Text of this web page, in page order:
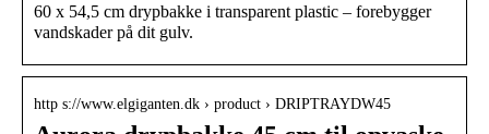
60 x 54,5 cm drypbakke i transparent plastic – forebygger
vandskader på dit gulv.
http s://www.elgiganten.dk › product › DRIPTRAYDW45